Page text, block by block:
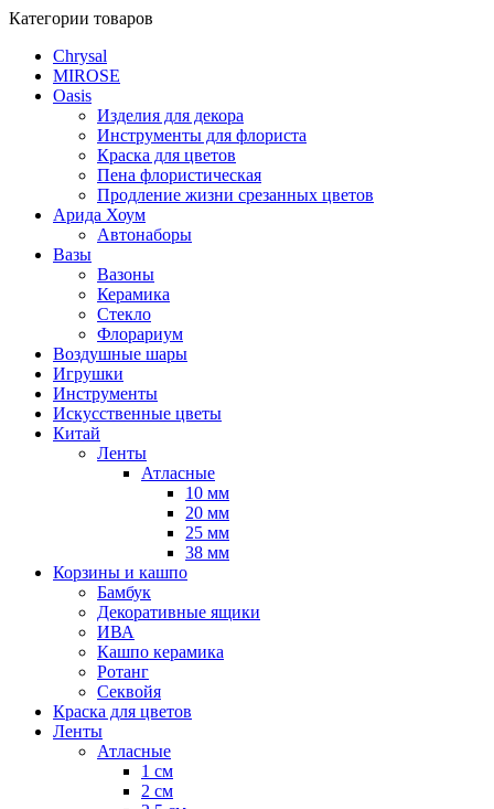
Категории товаров
Chrysal
MIROSE
Oasis
Изделия для декора
Инструменты для флориста
Краска для цветов
Пена флористическая
Продление жизни срезанных цветов
Арида Хоум
Автонаборы
Вазы
Вазоны
Керамика
Стекло
Флорариум
Воздушные шары
Игрушки
Инструменты
Искусственные цветы
Китай
Ленты
Атласные
10 мм
20 мм
25 мм
38 мм
Корзины и кашпо
Бамбук
Декоративные ящики
ИВА
Кашпо керамика
Ротанг
Секвойя
Краска для цветов
Ленты
Атласные
1 см
2 см